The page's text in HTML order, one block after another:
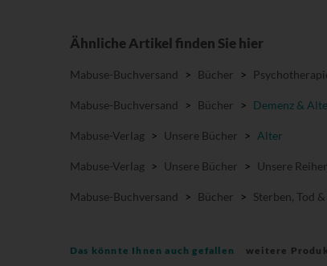
Ähnliche Artikel finden Sie hier
Mabuse-Buchversand > Bücher >
Mabuse-Buchversand > Bücher > Demenz &
Mabuse-Verlag > Unsere Bücher > Alter
Mabuse-Verlag > Unsere Bücher > Unsere
Mabuse-Buchversand > Bücher > Sterben, Tod
Das könnte Ihnen auch gefallen weitere